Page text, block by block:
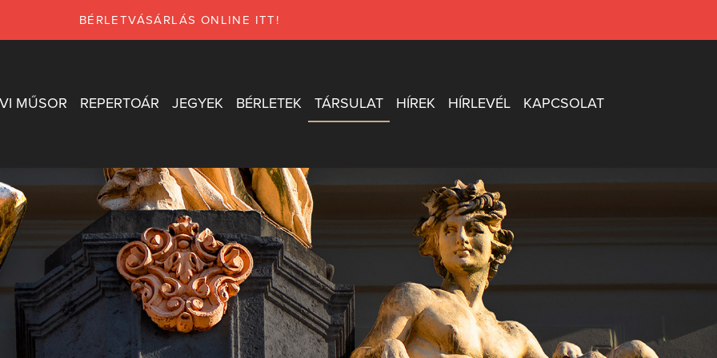
BÉRLETVÁSÁRLÁS ONLINE ITT!
MŰSOR REPERTOÁR JEGYEK BÉRLETEK TÁRSULAT HÍREK HÍRLEVÉL KAPCSOLAT